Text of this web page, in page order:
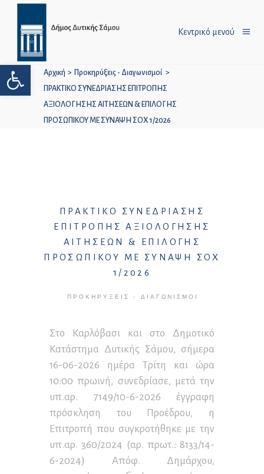
Ανοίξτε τη γραμμή εργαλείων
Κεντρικό μενού
Αρχική > Προκηρύξεις - Διαγωνισμοί >
ΠΡΑΚΤΙΚΟ ΣΥΝΕΔΡΙΑΣΗΣ ΕΠΙΤΡΟΠΗΣ
ΑΞΙΟΛΟΓΗΣΗΣ ΑΙΤΗΣΕΩΝ & ΕΠΙΛΟΓΗΣ
ΠΡΟΣΩΠΙΚΟΥ ΜΕ ΣΥΝΑΨΗ ΣΟΧ 1/2026
ΠΡΑΚΤΙΚΟ ΣΥΝΕΔΡΙΑΣΗΣ
ΕΠΙΤΡΟΠΗΣ ΑΞΙΟΛΟΓΗΣΗΣ
ΑΙΤΗΣΕΩΝ & ΕΠΙΛΟΓΗΣ
ΠΡΟΣΩΠΙΚΟΥ ΜΕ ΣΥΝΑΨΗ ΣΟΧ
1/2026
ΠΡΟΚΗΡΎΞΕΙΣ - ΔΙΑΓΩΝΙΣΜΟΊ
Στο Καρλόβασι και στο Δημοτικό
Κατάστημα Δυτικής Σάμου, σήμερα
16-06-2026 ημέρα Τρίτη και ώρα
10:00 πρωινή, συνεδρίασε, μετά την
υπ.αρ. 7149/10-6-2026 έγγραφη
πρόσκληση του Προέδρου, η
Επιτροπή που συγκροτήθηκε με την
υπ.αρ. 360/2024 (αρ. πρωτ.: 8133/14-
6-2024) Απόφ. Δημάρχου,